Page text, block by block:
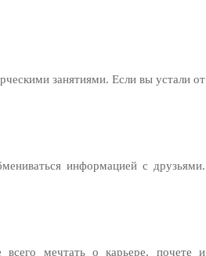
занятиями. Если вы устали от
информацией с друзьями.
мечтать о карьере, почете и